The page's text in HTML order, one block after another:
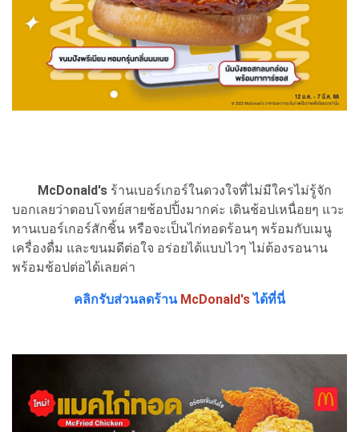
McDonald's ร้านเบอร์เกอร์ในดวงใจที่ไม่มีใครไม่รู้จัก
บอกเลยว่าตอบโจทย์สายช้อปปิ้งมากค่ะ เดินช้อปเหนื่อยๆ แวะ
ทานเบอร์เกอร์สักชิ้น หรือจะเป็นไก่ทอดร้อนๆ พร้อมกับเมนู
เครื่องดื่ม และขนมดีต่อใจ อร่อยได้แบบไวๆ ไม่ต้องรอนาน
พร้อมช้อปต่อได้เลยค่า
คลิกรับส่วนลดร้านMcDonald'sได้ที่นี่